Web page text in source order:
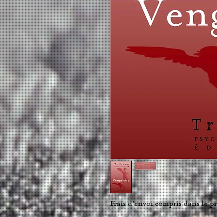
Frais d'envoi compris dans le